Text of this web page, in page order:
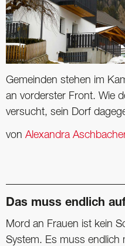
Gemeinden stehen im
an vorderster Front. Wie
versucht, sein Dorf
von Alexandra
Das muss endlich
Mord an Frauen ist kein
System. Es muss endlich